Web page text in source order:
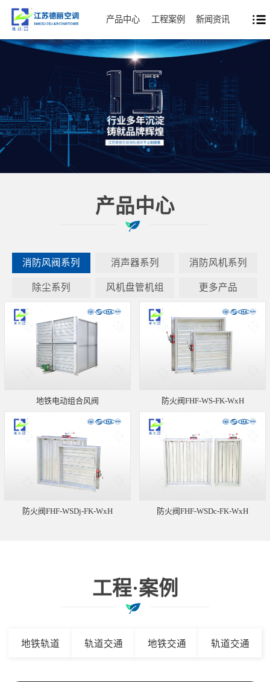
产品中心 工程案例 新闻资讯
产品中心
消防风阀系列 消声器系列 消防风机系列
除尘系列 风机盘管机组 更多产品
地铁电动组合风阀 防火阀FHF-WS-FK-WxH
防火阀FHF-WSDj-FK-WxH 防火阀FHF-WSDc-FK-WxH
工程·案例
地铁轨道 轨道交通 地铁交通 轨道交通